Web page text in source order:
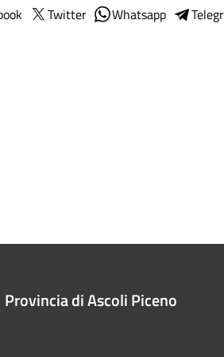
Twitter Whatsapp
Provincia di Ascoli Piceno